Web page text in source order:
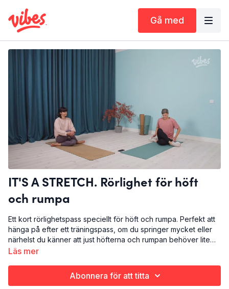
Gå med
IT'S A STRETCH. Rörlighet för höft
och rumpa
Ett kort rörlighetspass speciellt för höft och rumpa. Perfekt att
hänga på efter ett träningspass, om du springer mycket eller
närhelst du känner att just höfterna och rumpan behöver lite
kärlek.
Läs mer
Abonnera för att titta